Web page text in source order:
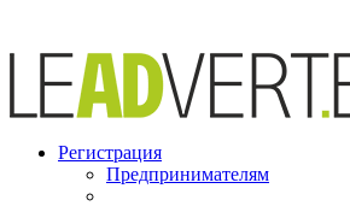
Регистрация
Предпринимателям